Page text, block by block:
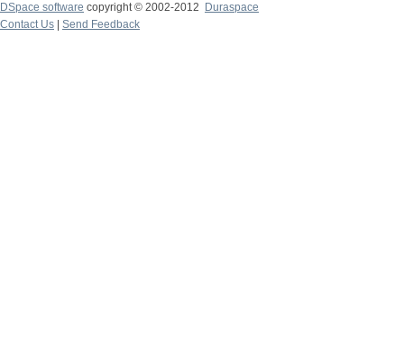
DSpace software copyright © 2002-2012
Duraspace
Contact Us
Send Feedback